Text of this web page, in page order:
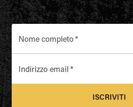
Nome completo*
Indirizzo email *
ISCRIVITI